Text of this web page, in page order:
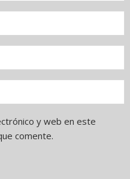
y web en este
comente.